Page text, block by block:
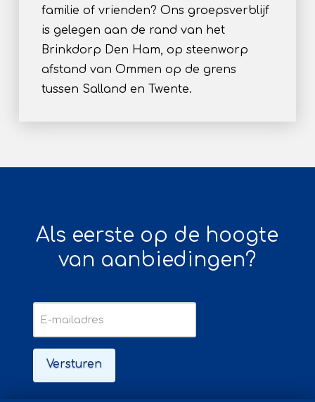
familie of vrienden? Ons groepsverblijf
is gelegen aan de rand van het
Brinkdorp Den Ham, op steenworp
afstand van Ommen op de grens
tussen Salland en Twente.
Als eerste op de hoogte
van aanbiedingen?